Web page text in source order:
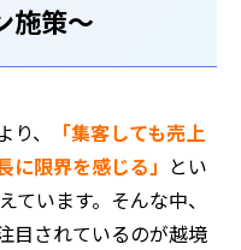
施策〜
、
「集客しても売上
限界を感じる」 とい
ています。そんな中、
目されているのが越境